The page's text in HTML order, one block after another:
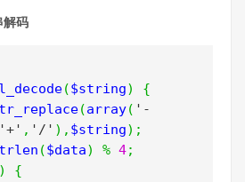
解码
($string)
{
(array( '-
'+' , '/' ), $string);
($data) % 4;
)
{